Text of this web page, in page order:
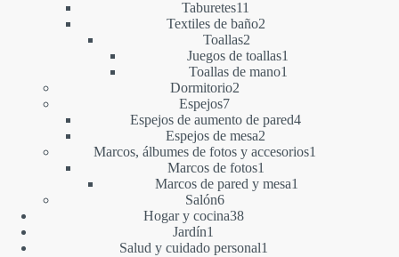
Taburetes11
productos
Textiles de baño22
Toallas2
productos
Juegos de toallas1
Toallas de mano1
Dormitorio22
Espejos77
productos
Espejos de aumento de pared44
Espejos de mesa2
productos
Marcos, álbumes de fotos y accesorios1
Marcos de fotos1
producto
Marcos de pared y mesa1
Salón66
productos
Hogar y cocina3838
Jardín1
producto
Salud y cuidado personal1